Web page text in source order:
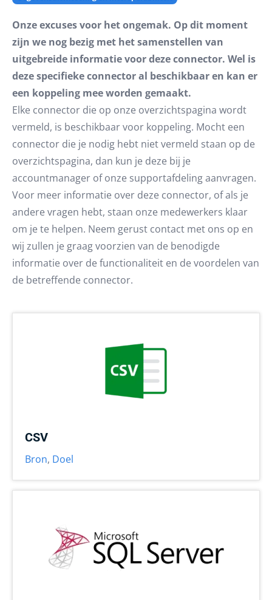
Onze excuses voor het ongemak. Op dit moment
zijn we nog bezig met het samenstellen van
uitgebreide informatie voor deze connector. Wel is
deze specifieke connector al beschikbaar en kan er
een koppeling mee worden gemaakt.
Elke connector die op onze overzichtspagina wordt
vermeld, is beschikbaar voor koppeling. Mocht een
connector die je nodig hebt niet vermeld staan op de
overzichtspagina, dan kun je deze bij je
accountmanager of onze supportafdeling aanvragen.
Voor meer informatie over deze connector, of als je
andere vragen hebt, staan onze medewerkers klaar
om je te helpen. Neem gerust contact met ons op en
wij zullen je graag voorzien van de benodigde
informatie over de functionaliteit en de voordelen van
de betreffende connector.
CSV
Bron, Doel